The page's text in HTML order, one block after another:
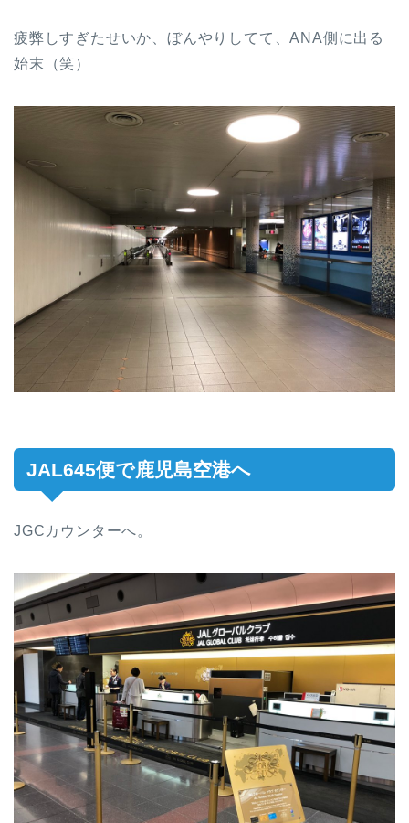
疲弊しすぎたせいか、ぼんやりしてて、ANA側に出る
始末（笑）
JAL645便で鹿児島空港へ
JGCカウンターへ。